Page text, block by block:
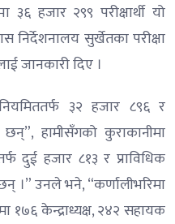
३६ हजार २९९ परीक्षार्थी यो
निर्देशनालय सुर्खेतका परीक्षा
जानकारी दिए ।
३२ हजार ८९६ र
छन्”, हामीसँगको कुराकानीमा
दुई हजार ८१३ र प्राविधिक
।” उनले भने, “कर्णालीभरिमा
१७६ केन्द्राध्यक्ष, २४२ सहायक